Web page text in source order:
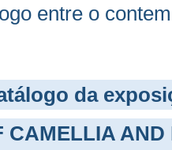
entre o
da
CAMELLIA